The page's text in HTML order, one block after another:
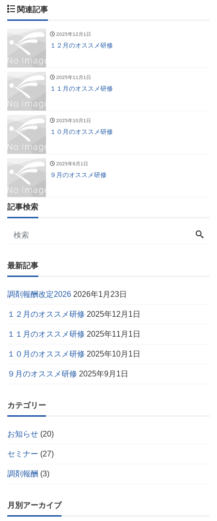
関連記事
2025年12月1日
１２月のオススメ研修
2025年11月1日
１１月のオススメ研修
2025年10月1日
１０月のオススメ研修
2025年9月1日
９月のオススメ研修
記事検索
最新記事
調剤報酬改定2026 2026年1月23日
１２月のオススメ研修 2025年12月1日
１１月のオススメ研修 2025年11月1日
１０月のオススメ研修 2025年10月1日
９月のオススメ研修 2025年9月1日
カテゴリー
お知らせ (20)
セミナー (27)
調剤報酬 (3)
月別アーカイブ